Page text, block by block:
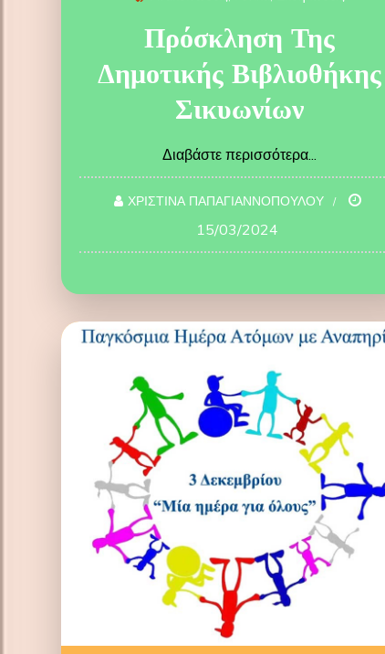
Πρόσκληση Της
Δημοτικής Βιβλιοθήκης
Σικυωνίων
Διαβάστε περισσότερα...
ΧΡΙΣΤΙΝΑ ΠΑΠΑΓΙΑΝΝΟΠΟΥΛΟΥ
15/03/2024